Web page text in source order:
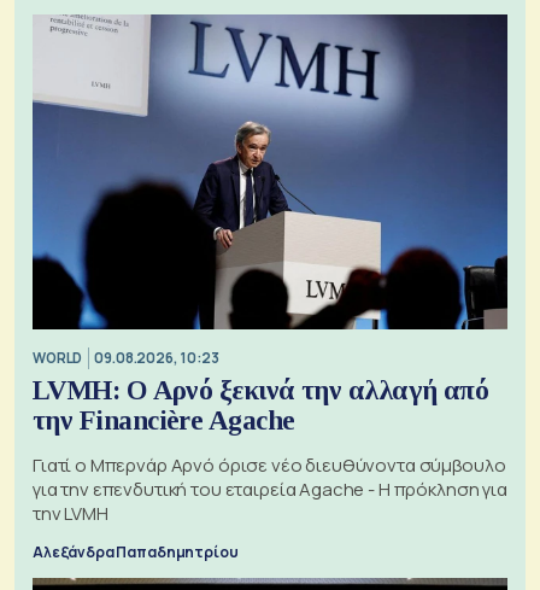
WORLD 09.08.2026, 10:23
LVMH: Ο Αρνό ξεκινά την αλλαγή από
την Financière Agache
Γιατί ο Μπερνάρ Αρνό όρισε νέο διευθύνοντα σύμβουλο
για την επενδυτική του εταιρεία Agache - Η πρόκληση για
την LVMH
Αλεξάνδρα Παπαδημητρίου